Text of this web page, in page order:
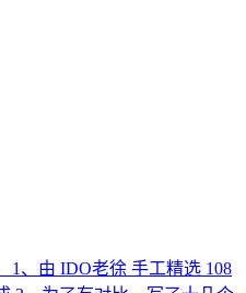
1、由 IDO老徐 手工精选 108